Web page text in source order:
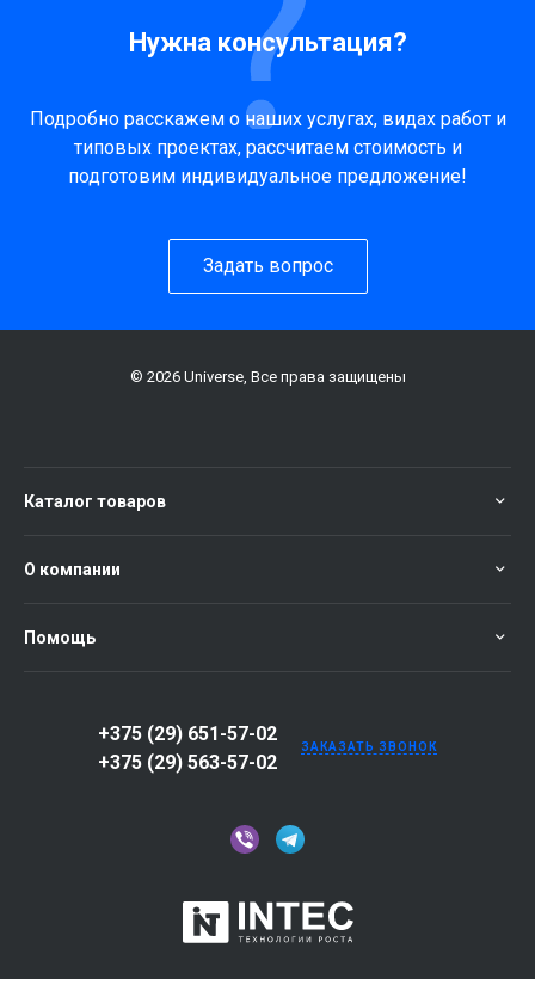
Нужна консультация?
Подробно расскажем о наших услугах, видах работ и
типовых проектах, рассчитаем стоимость и
подготовим индивидуальное предложение!
Задать вопрос
© 2026 Universe, Все права защищены
Каталог товаров
О компании
Помощь
+375 (29) 651-57-02
+375 (29) 563-57-02
ЗАКАЗАТЬ ЗВОНОК